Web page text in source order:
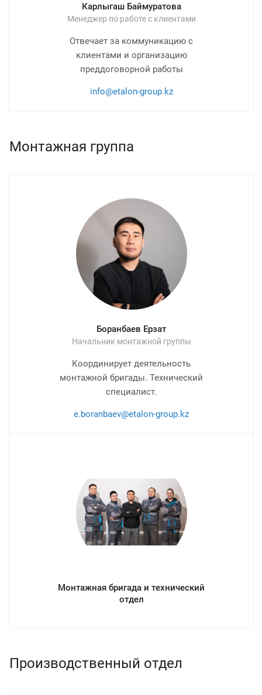
Карлыгаш Баймуратова
Менеджер по работе с клиентами
Отвечает за коммуникацию с
клиентами и организацию
преддоговорной работы
info@etalon-group.kz
Монтажная группа
Боранбаев Ерзат
Начальник монтажной группы
Координирует деятельность
монтажной бригады. Технический
специалист.
e.boranbaev@etalon-group.kz
Монтажная бригада и технический
отдел
Производственный отдел